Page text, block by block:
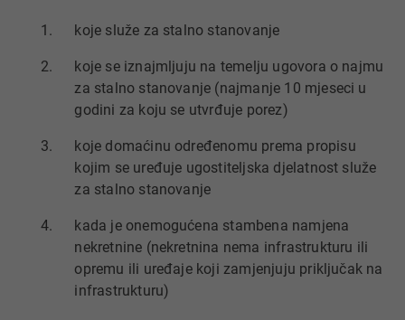
koje služe za stalno stanovanje
koje se iznajmljuju na temelju ugovora o najmu
za stalno stanovanje (najmanje 10 mjeseci u
godini za koju se utvrđuje porez)
koje domaćinu određenomu prema propisu
kojim se uređuje ugostiteljska djelatnost služe
za stalno stanovanje
kada je onemogućena stambena namjena
nekretnine (nekretnina nema infrastrukturu ili
opremu ili uređaje koji zamjenjuju priključak na
infrastrukturu)